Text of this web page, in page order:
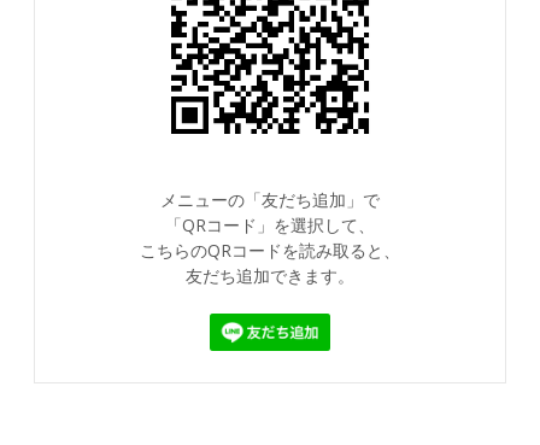
メニューの「友だち追加」で
「QRコード」を選択して、
こちらのQRコードを読み取ると、
友だち追加できます。